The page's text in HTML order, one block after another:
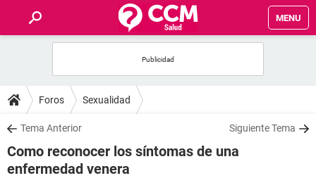
MENU
FORUMS
SALUD
FAMILIA
Foros Sexualidad
Tema Anterior Siguiente Tema
Como reconocer los síntomas de una
enfermedad venera